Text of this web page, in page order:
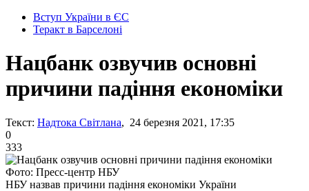
Вступ України в ЄС
Теракт в Барселоні
Нацбанк озвучив основні
причини падіння економіки
Текст: Надтока Світлана, 24 березня 2021, 17:35
0
333
Фото: Пресс-центр НБУ
НБУ назвав причини падіння економіки України